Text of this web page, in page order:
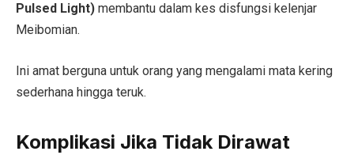
Pulsed Light) membantu dalam kes disfungsi kelenjar
Meibomian.
Ini amat berguna untuk orang yang mengalami mata kering
sederhana hingga teruk.
Komplikasi Jika Tidak Dirawat